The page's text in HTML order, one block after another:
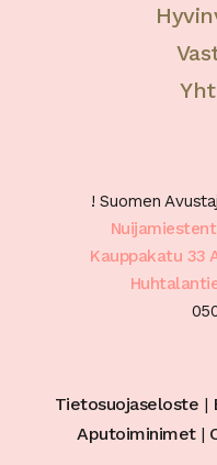
! Suomen
Kauppakatu 33
Tietosuojaseloste |
Aputoiminimet|